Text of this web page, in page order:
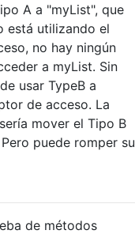
A a "myList", que
está utilizando el
no hay ningún
a myList. Sin
usar TypeB a
de acceso. La
mover el Tipo B
puede romper su
de métodos